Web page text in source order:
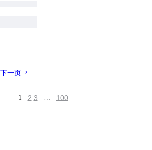
下一页
1 2 3 … 100